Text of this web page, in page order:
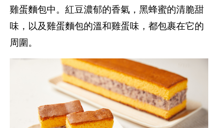
雞蛋麵包中。紅豆濃郁的香氣，黑蜂蜜的清脆甜
味，以及雞蛋麵包的溫和雞蛋味，都包裹在它的
周圍。